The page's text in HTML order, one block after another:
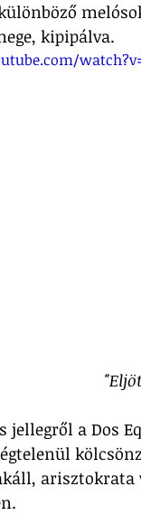
kipipálva.
jellegről a Dos